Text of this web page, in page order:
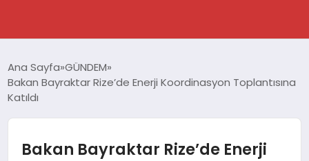
SPOR
Ana Sayfa GÜNDEM
Bakan Bayraktar Rize’de Enerji Koordinasyon Toplantısına
Katıldı
Bakan Bayraktar Rize’de Enerji